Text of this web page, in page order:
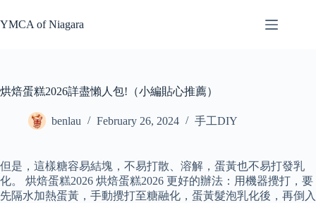
to
content
YMCA of Niagara
烘焙蛋糕2026詳盡懶人包!（小編貼心推薦）
benlau February 26, 2024 手工DIY
但是，這樣糖容易結塊，不易打散、溶解，蛋黃也不易打發乳
化。 烘焙蛋糕2026 烘焙蛋糕2026 更好的辦法：用機器攪打，要
先隔水加熱蛋黃，手動攪打至糖融化，蛋黃髮泡乳化後，再倒入